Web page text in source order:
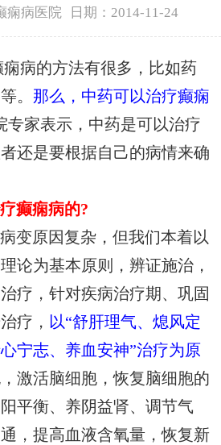
痫病医院 日期：2014-11-24
病的方法有很多，比如药
。 那么，中药可以治疗癫痫
专家表示，中药是可以治疗
还是要根据自己的病情来确
癫痫病的?
变原因复杂，但我们本着以
论为基本原则，辨证施治，
疗，针对疾病治疗期、巩固
疗， 以“舒肝理气、熄风定
宁志、养血安神”治疗为原
激活脑细胞，恢复脑细胞的
平衡、养阴益肾、调节气
，提高血液含氧量，恢复新